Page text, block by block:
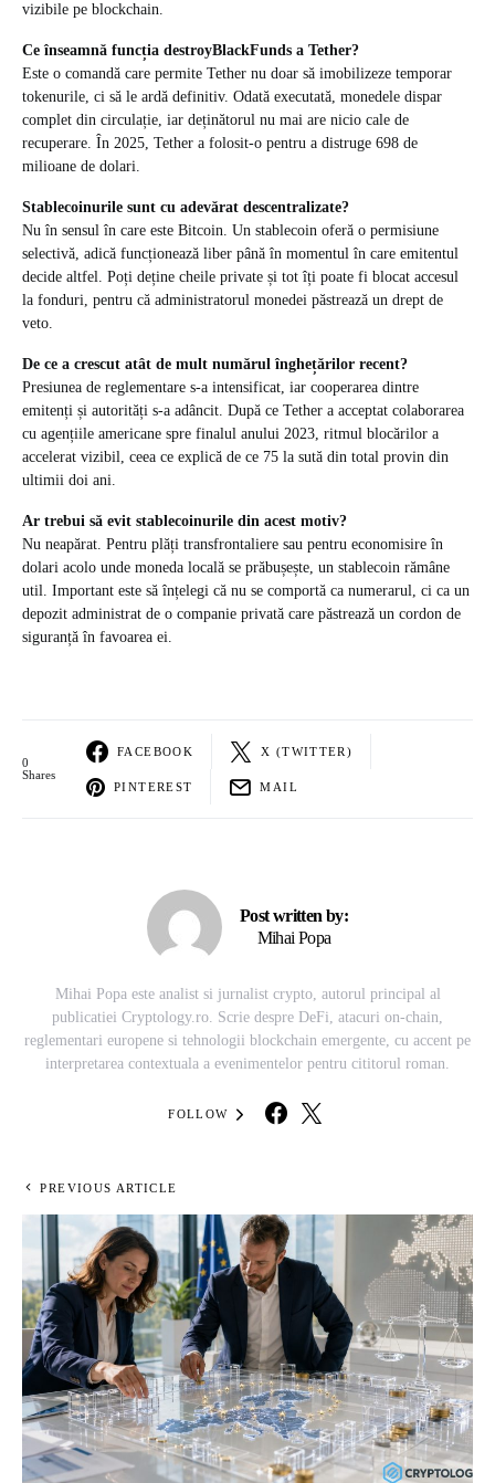
vizibile pe blockchain.
Ce înseamnă funcția destroyBlackFunds a Tether?
Este o comandă care permite Tether nu doar să imobilizeze temporar
tokenurile, ci să le ardă definitiv. Odată executată, monedele dispar
complet din circulație, iar deținătorul nu mai are nicio cale de
recuperare. În 2025, Tether a folosit-o pentru a distruge 698 de
milioane de dolari.
Stablecoinurile sunt cu adevărat descentralizate?
Nu în sensul în care este Bitcoin. Un stablecoin oferă o permisiune
selectivă, adică funcționează liber până în momentul în care emitentul
decide altfel. Poți deține cheile private și tot îți poate fi blocat accesul
la fonduri, pentru că administratorul monedei păstrează un drept de
veto.
De ce a crescut atât de mult numărul înghețărilor recent?
Presiunea de reglementare s-a intensificat, iar cooperarea dintre
emitenți și autorități s-a adâncit. După ce Tether a acceptat colaborarea
cu agențiile americane spre finalul anului 2023, ritmul blocărilor a
accelerat vizibil, ceea ce explică de ce 75 la sută din total provin din
ultimii doi ani.
Ar trebui să evit stablecoinurile din acest motiv?
Nu neapărat. Pentru plăți transfrontaliere sau pentru economisire în
dolari acolo unde moneda locală se prăbușește, un stablecoin rămâne
util. Important este să înțelegi că nu se comportă ca numerarul, ci ca un
depozit administrat de o companie privată care păstrează un cordon de
siguranță în favoarea ei.
0
Shares
FACEBOOK X (TWITTER)
PINTEREST MAIL
Post written by:
Mihai Popa
Mihai Popa este analist si jurnalist crypto, autorul principal al
publicatiei Cryptology.ro. Scrie despre DeFi, atacuri on-chain,
reglementari europene si tehnologii blockchain emergente, cu accent pe
interpretarea contextuala a evenimentelor pentru cititorul roman.
FOLLOW
PREVIOUS ARTICLE